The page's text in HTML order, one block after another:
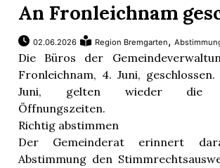
An Fronleichnam
02.06.2026 Region Bremgarten,
Die Büros der
Fronleichnam, 4. Juni,
Juni, gelten wieder die
Öffnungszeiten.
Richtig abstimmen
Der Gemeinderat erinnert
Abstimmung den